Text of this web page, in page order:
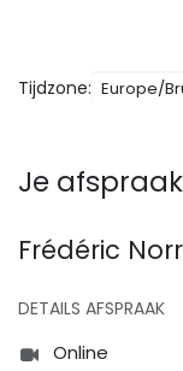
Tijdzone:
Je afspraak
Frédéric
DETAILS AFSPRAAK
Online